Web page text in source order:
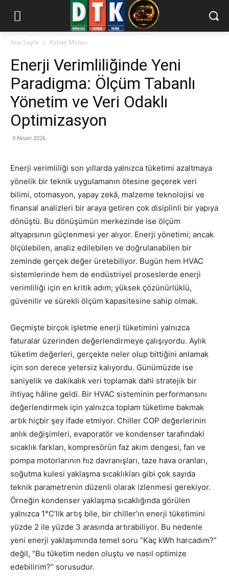
Ana Sayfa Kahve Molası
Enerji Verimliliğinde Yeni
Paradigma: Ölçüm Tabanlı
Yönetim ve Veri Odaklı
Optimizasyon
9 Nisan 2026
Enerji verimliliği son yıllarda yalnızca tüketimi azaltmaya
yönelik bir teknik uygulamanın ötesine geçerek veri
bilimi, otomasyon, yapay zekâ, malzeme teknolojisi ve
finansal analizleri bir araya getiren çok disiplinli bir yapıya
dönüştü. Bu dönüşümün merkezinde ise ölçüm
altyapısının güçlenmesi yer alıyor. Enerji yönetimi; ancak
ölçülebilen, analiz edilebilen ve doğrulanabilen bir
zeminde gerçek değer üretebiliyor. Bugün hem HVAC
sistemlerinde hem de endüstriyel proseslerde enerji
verimliliği için en kritik adım; yüksek çözünürlüklü,
güvenilir ve sürekli ölçüm kapasitesine sahip olmak.
Geçmişte birçok işletme enerji tüketimini yalnızca
faturalar üzerinden değerlendirmeye çalışıyordu. Aylık
tüketim değerleri, gerçekte neler olup bittiğini anlamak
için son derece yetersiz kalıyordu. Günümüzde ise
saniyelik ve dakikalık veri toplamak dahi stratejik bir
ihtiyaç hâline geldi. Bir HVAC sisteminin performansını
değerlendirmek için yalnızca toplam tüketime bakmak
artık hiçbir şey ifade etmiyor. Chiller COP değerlerinin
anlık değişimleri, evaporatör ve kondenser tarafındaki
sıcaklık farkları, kompresörün faz akım dengesi, fan ve
pompa motorlarının hız davranışları, taze hava oranları,
soğutma kulesi yaklaşma sıcaklıkları gibi çok sayıda
teknik parametrenin düzenli olarak izlenmesi gerekiyor.
Örneğin kondenser yaklaşma sıcaklığında görülen
yalnızca 1°C’lik artış bile, bir chiller’ın enerji tüketimini
yüzde 2 ile yüzde 3 arasında artırabiliyor. Bu nedenle
yeni enerji yaklaşımında temel soru “Kaç kWh harcadım?”
değil, “Bu tüketim neden oluştu ve nasıl optimize
edebilirim?” sorusudur.